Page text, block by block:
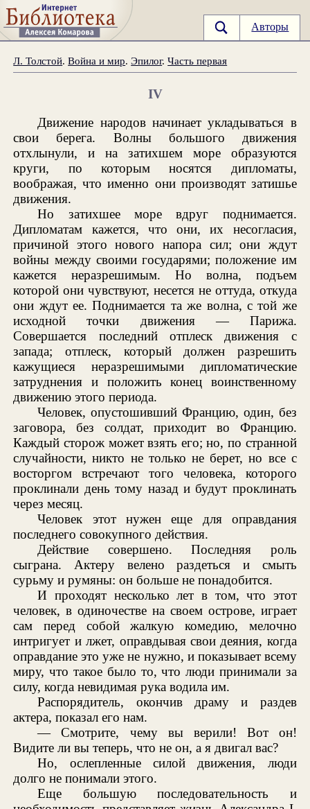
Авторы
Л. Толстой.Война и мир.Эпилог.Часть первая
IV
Движение народов начинает укладываться в
свои берега. Волны большого движения
отхлынули, и на затихшем море образуются
круги, по которым носятся дипломаты,
воображая, что именно они производят затишье
движения.
Но затихшее море вдруг поднимается.
Дипломатам кажется, что они, их несогласия,
причиной этого нового напора сил; они ждут
войны между своими государями; положение им
кажется неразрешимым. Но волна, подъем
которой они чувствуют, несется не оттуда, откуда
они ждут ее. Поднимается та же волна, с той же
исходной точки движения — Парижа.
Совершается последний отплеск движения с
запада; отплеск, который должен разрешить
кажущиеся неразрешимыми дипломатические
затруднения и положить конец воинственному
движению этого периода.
Человек, опустошивший Францию, один, без
заговора, без солдат, приходит во Францию.
Каждый сторож может взять его; но, по странной
случайности, никто не только не берет, но все с
восторгом встречают того человека, которого
проклинали день тому назад и будут проклинать
через месяц.
Человек этот нужен еще для оправдания
последнего совокупного действия.
Действие совершено. Последняя роль
сыграна. Актеру велено раздеться и смыть
сурьму и румяны: он больше не понадобится.
И проходят несколько лет в том, что этот
человек, в одиночестве на своем острове, играет
сам перед собой жалкую комедию, мелочно
интригует и лжет, оправдывая свои деяния, когда
оправдание это уже не нужно, и показывает всему
миру, что такое было то, что люди принимали за
силу, когда невидимая рука водила им.
Распорядитель, окончив драму и раздев
актера, показал его нам.
— Смотрите, чему вы верили! Вот он!
Видите ли вы теперь, что не он, а я двигал вас?
Но, ослепленные силой движения, люди
долго не понимали этого.
Еще большую последовательность и